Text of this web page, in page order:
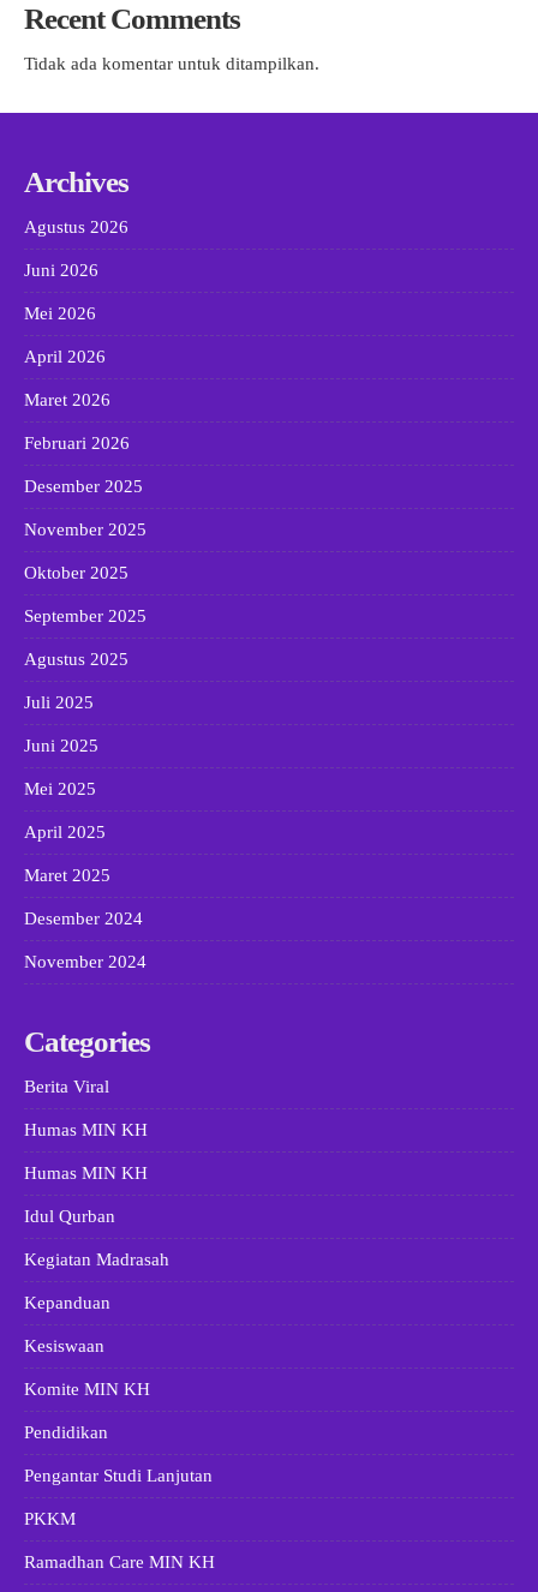
Recent Comments
Tidak ada komentar untuk ditampilkan.
Archives
Agustus 2026
Juni 2026
Mei 2026
April 2026
Maret 2026
Februari 2026
Desember 2025
November 2025
Oktober 2025
September 2025
Agustus 2025
Juli 2025
Juni 2025
Mei 2025
April 2025
Maret 2025
Desember 2024
November 2024
Categories
Berita Viral
Humas MIN KH
Humas MIN KH
Idul Qurban
Kegiatan Madrasah
Kepanduan
Kesiswaan
Komite MIN KH
Pendidikan
Pengantar Studi Lanjutan
PKKM
Ramadhan Care MIN KH